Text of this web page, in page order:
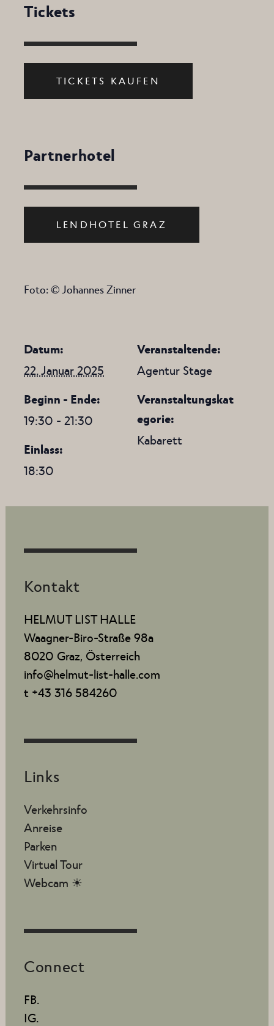
Tickets
TICKETS KAUFEN
Partnerhotel
LENDHOTEL GRAZ
Foto: © Johannes Zinner
Datum:
22. Januar 2025
Beginn - Ende:
19:30 - 21:30
Einlass:
18:30
Veranstaltende:
Agentur Stage
Veranstaltungskat
egorie:
Kabarett
Kontakt
HELMUT LIST HALLE
Waagner-Biro-Straße 98a
8020 Graz, Österreich
info@helmut-list-halle.com
t +43 316 584260
Links
Verkehrsinfo
Anreise
Parken
Virtual Tour
Webcam ☀
Connect
FB.
IG.